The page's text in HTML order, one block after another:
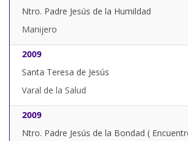
Ntro. Padre Jesús de la Humildad
Manijero
2009
Santa Teresa de Jesús
Varal de la Salud
2009
Ntro. Padre Jesús de la Bondad (